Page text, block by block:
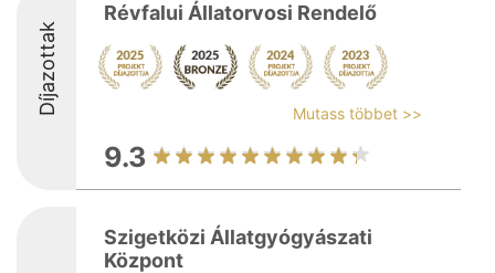
Díjazottak
Révfalui Állatorvosi Rendelő
Mutass többet >>
9.3
Szigetközi Állatgyógyászati
Központ